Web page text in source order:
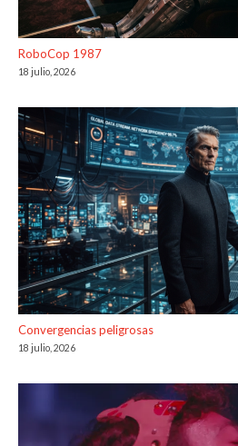
RoboCop 1987
18 julio, 2026
Convergencias peligrosas
18 julio, 2026